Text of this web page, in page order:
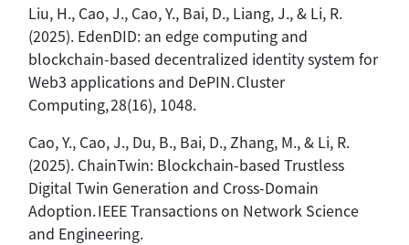
Liu, H., Cao, J., Cao, Y., Bai, D., Liang, J., & Li, R.
(2025). EdenDID: an edge computing and
blockchain-based decentralized identity system for
Web3 applications and DePIN. Cluster
Computing, 28(16), 1048.
Cao, Y., Cao, J., Du, B., Bai, D., Zhang, M., & Li, R.
(2025). ChainTwin: Blockchain-based Trustless
Digital Twin Generation and Cross-Domain
Adoption. IEEE Transactions on Network Science
and Engineering.